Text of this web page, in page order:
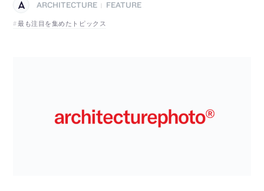
ARCHITECTURE
FEATURE
最も注目を集めたトピックス